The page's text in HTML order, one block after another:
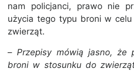
nam policjanci, prawo nie
użycia tego typu broni w
zwierząt.
–Przepisy mówią jasno, że
broni w stosunku do